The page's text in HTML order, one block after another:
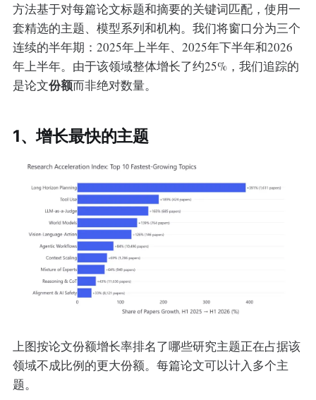
方法基于对每篇论文标题和摘要的关键词匹配，使用一
套精选的主题、模型系列和机构。我们将窗口分为三个
连续的半年期：2025年上半年、2025年下半年和2026
年上半年。由于该领域整体增长了约25%，我们追踪的
是论文份额而非绝对数量。
1、增长最快的主题
上图按论文份额增长率排名了哪些研究主题正在占据该
领域不成比例的更大份额。每篇论文可以计入多个主
题。